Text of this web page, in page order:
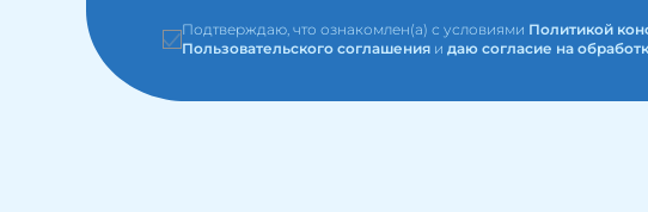
Подтверждаю, что ознакомлен(а) с условиями Политикой
Пользовательского соглашения и даю согласие на